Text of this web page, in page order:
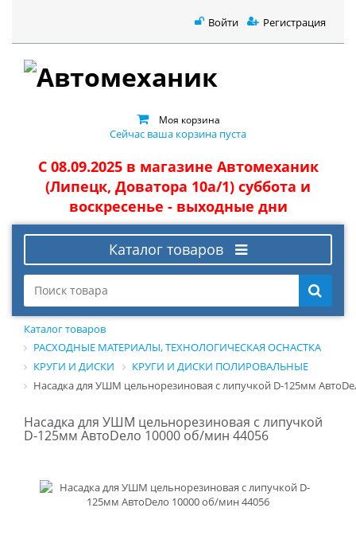
Войти Регистрация
Моя корзина
Сейчас ваша корзина пуста
С 08.09.2025 в магазине Автомеханик
(Липецк, Доватора 10а/1) суббота и
воскресенье - выходные дни
Каталог товаров
Каталог товаров
РАСХОДНЫЕ МАТЕРИАЛЫ, ТЕХНОЛОГИЧЕСКАЯ ОСНАСТКА
КРУГИ И ДИСКИ
КРУГИ И ДИСКИ ПОЛИРОВАЛЬНЫЕ
Насадка для УШМ цельнорезиновая с липучкой D-125мм
Насадка для УШМ цельнорезиновая с липучкой
D-125мм АвтоDело 10000 об/мин 44056